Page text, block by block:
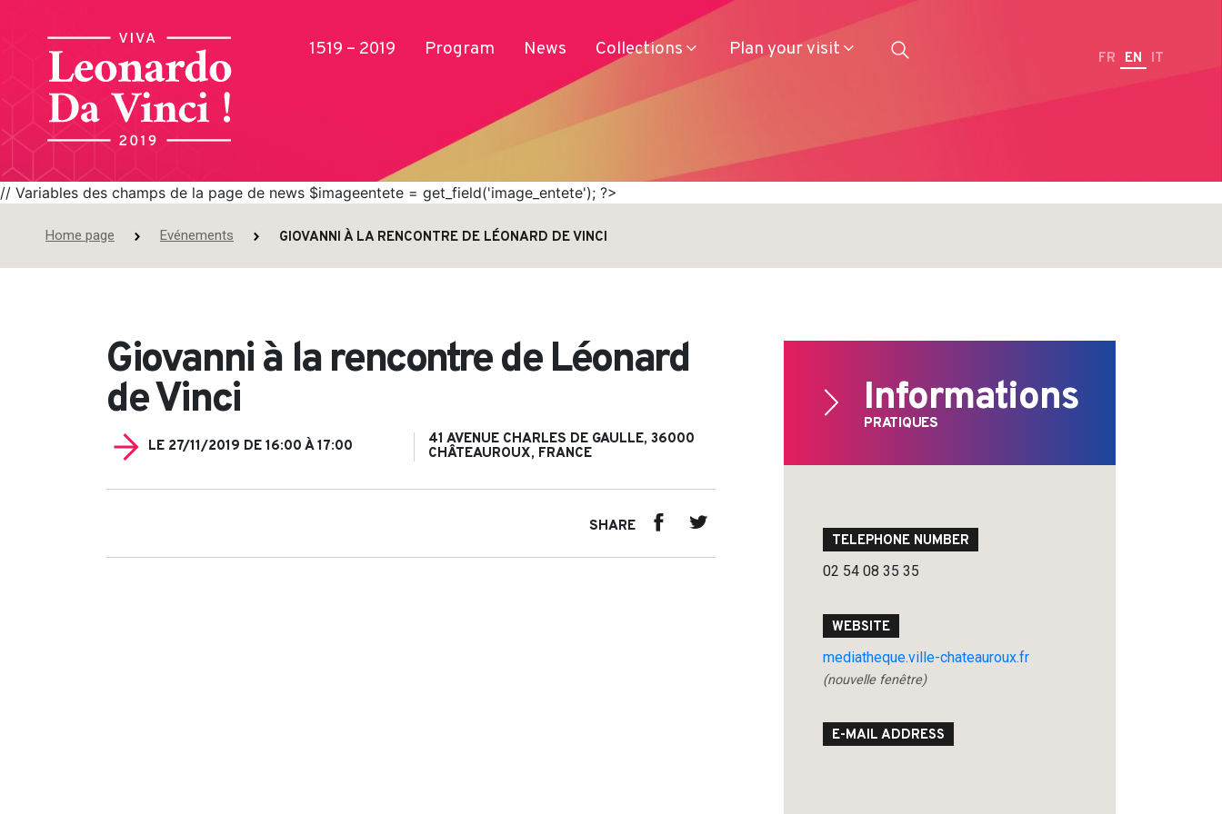
1519 – 2019 Program News Collections Plan your visit FR EN IT
// Variables des champs de la page de news $imageentete = get_field('image_entete'); ?>
Home page Evénements GIOVANNI À LA RENCONTRE DE LÉONARD DE VINCI
Giovanni à la rencontre de Léonard
de Vinci
LE 27/11/2019 DE 16:00 À 17:00
41 AVENUE CHARLES DE GAULLE, 36000
CHÂTEAUROUX, FRANCE
SHARE
Informations
PRATIQUES
TELEPHONE NUMBER
02 54 08 35 35
WEBSITE
mediatheque.ville-chateauroux.fr
(nouvelle fenêtre)
E-MAIL ADDRESS